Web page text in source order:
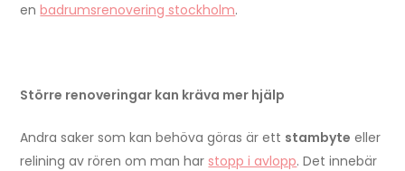
enbadrumsrenovering stockholm.
Större renoveringar kan kräva mer hjälp
Andra saker som kan behöva göras är ett stambyte eller
relining av rören om man har stopp i avlopp. Det innebär